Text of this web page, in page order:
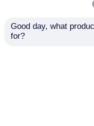
Good day, what
for?